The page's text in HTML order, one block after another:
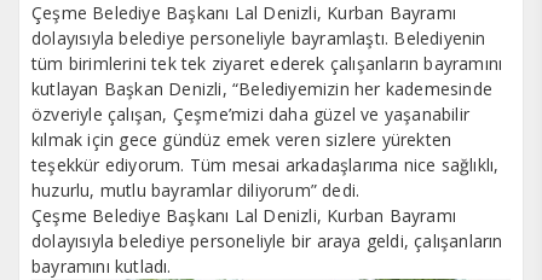
Çeşme Belediye Başkanı Lal Denizli, Kurban Bayramı
dolayısıyla belediye personeliyle bayramlaştı. Belediyenin
tüm birimlerini tek tek ziyaret ederek çalışanların bayramını
kutlayan Başkan Denizli, “Belediyemizin her kademesinde
özveriyle çalışan, Çeşme’mizi daha güzel ve yaşanabilir
kılmak için gece gündüz emek veren sizlere yürekten
teşekkür ediyorum. Tüm mesai arkadaşlarıma nice sağlıklı,
huzurlu, mutlu bayramlar diliyorum” dedi.
Çeşme Belediye Başkanı Lal Denizli, Kurban Bayramı
dolayısıyla belediye personeliyle bir araya geldi, çalışanların
bayramını kutladı.